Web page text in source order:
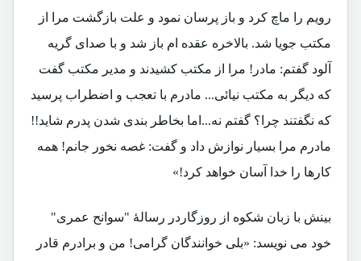
رویم را ماچ کرد و باز پرسان نمود و علت بازگشت مرا از
مکتب جویا شد. بالاخره عقده ام باز شد و با صدای گریه
آلود گفتم: مادر! مرا از مکتب کشیدند و مدیر مکتب گفت
که دیگر به مکتب نیائی... مادرم با تعجب و اضطراب پرسید
که نگفتند چرا؟ گفتم نه...اما بخاطر بندی شدن پدرم شاید!!
مادرم مرا بسیار نوازش داد و گفت: غصه نخور جانم! همه
کارها را خدا آسان خواهد کرد!»
بینش با زبان شکوه از روزگاردر رسالۀ "سوانح عمری"
خود می نویسد: «بلی خوانندگان گرامی! من و برادرم قادر